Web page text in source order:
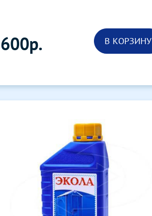
600р. В КОРЗИНУ